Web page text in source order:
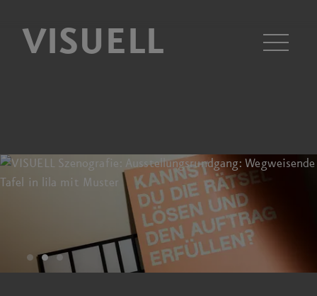
VISUELL